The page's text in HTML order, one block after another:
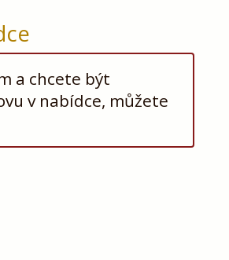
a chcete být
v nabídce, můžete